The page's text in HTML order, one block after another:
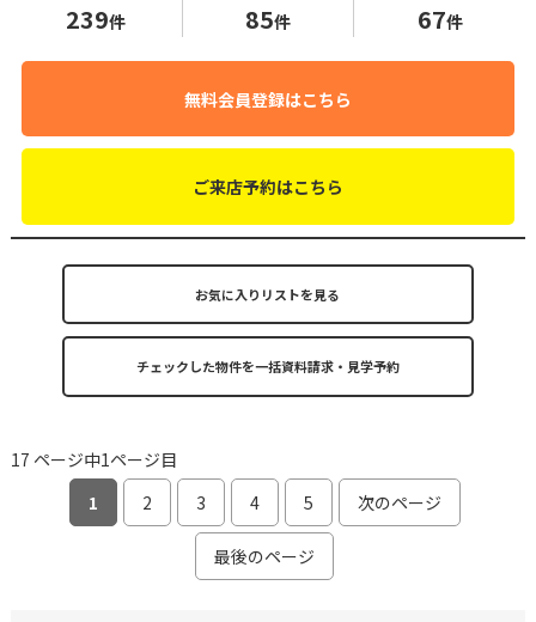
239件 85件 67件
無料会員登録はこちら
ご来店予約はこちら
お気に入りリストを見る
17 ページ中1ページ目
1
2 3 4 5 次のページ
最後のページ